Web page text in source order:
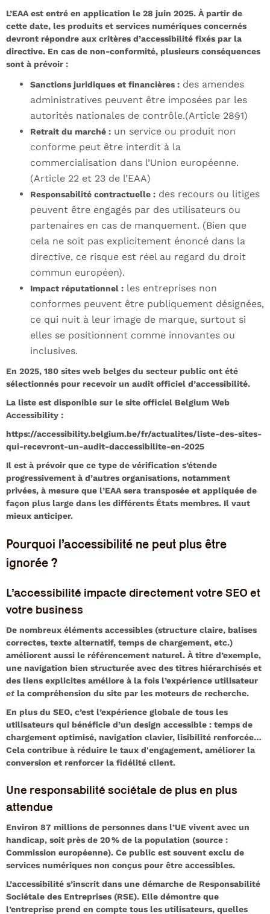
L’EAA est entré en application le 28 juin 2025. À partir de
cette date, les produits et services numériques concernés
devront répondre aux critères d’accessibilité fixés par la
directive. En cas de non-conformité, plusieurs conséquences
sont à prévoir :
Sanctions juridiques et financières : des amendes
administratives peuvent être imposées par les
autorités nationales de contrôle.(Article 28§1)
Retrait du marché : un service ou produit non
conforme peut être interdit à la
commercialisation dans l’Union européenne.
(Article 22 et 23 de l’EAA)
Responsabilité contractuelle : des recours ou litiges
peuvent être engagés par des utilisateurs ou
partenaires en cas de manquement. (Bien que
cela ne soit pas explicitement énoncé dans la
directive, ce risque est réel au regard du droit
commun européen).
Impact réputationnel : les entreprises non
conformes peuvent être publiquement désignées,
ce qui nuit à leur image de marque, surtout si
elles se positionnent comme innovantes ou
inclusives.
En 2025, 180 sites web belges du secteur public ont été
sélectionnés pour recevoir un audit officiel d’accessibilité.
La liste est disponible sur le site officiel Belgium Web
Accessibility :
https://accessibility.belgium.be/fr/actualites/liste-des-sites-
qui-recevront-un-audit-daccessibilite-en-2025
Il est à prévoir que ce type de vérification s’étende
progressivement à d’autres organisations, notamment
privées, à mesure que l’EAA sera transposée et appliquée de
façon plus large dans les différents États membres. Il vaut
mieux anticiper.
Pourquoi l’accessibilité ne peut plus être
ignorée ?
L’accessibilité impacte directement votre SEO et
votre business
De nombreux éléments accessibles (structure claire, balises
correctes, texte alternatif, temps de chargement, etc.)
améliorent aussi le référencement naturel. À titre d’exemple,
une navigation bien structurée avec des titres hiérarchisés et
des liens explicites améliore à la fois l’expérience utilisateur
etla compréhension du site par les moteurs de recherche.
En plus du SEO, c’est l’expérience globale de tous les
utilisateurs qui bénéficie d’un design accessible : temps de
chargement optimisé, navigation clavier, lisibilité renforcée…
Cela contribue à réduire le taux d'engagement, améliorer la
conversion et renforcer la fidélité client.
Une responsabilité sociétale de plus en plus
attendue
Environ 87 millions de personnes dans l’UE vivent avec un
handicap, soit près de 20 % de la population (source :
Commission européenne). Ce public est souvent exclu de
services numériques non conçus pour être accessibles.
L’accessibilité s’inscrit dans une démarche de Responsabilité
Sociétale des Entreprises (RSE). Elle démontre que
l’entreprise prend en compte tous les utilisateurs, quelles